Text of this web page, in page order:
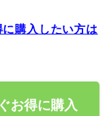
購入したい方は
お得に購入